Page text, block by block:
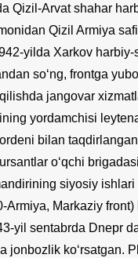
Qizil-Arvat shahar
Qizil Armiya
yilda Xarkov
so‘ng, frontga
jangovar
yordamchisi
bilan
o‘qchi
siyosiy ishlari
Armiya, Markaziy front)
yil sentabrda Dnepr
jonbozlik ko‘rsatgan.